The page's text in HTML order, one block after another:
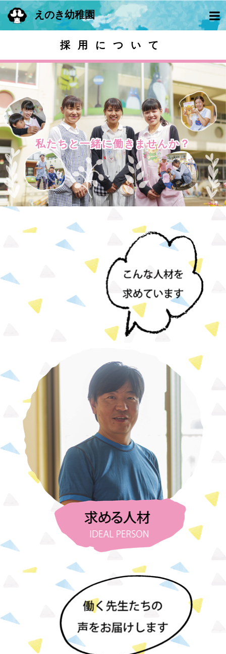
えのき幼稚園
採用について
私たちと一緒に働きませんか？